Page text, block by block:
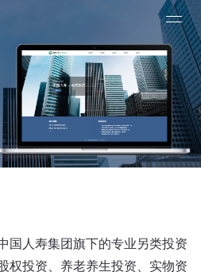
国人寿集团旗下的专业另类投资
权投资、养老养生投资、实物资